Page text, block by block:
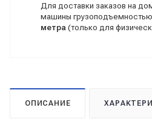
Для доставки заказов на
машины грузоподъемностью
метра (только для
ОПИСАНИЕ